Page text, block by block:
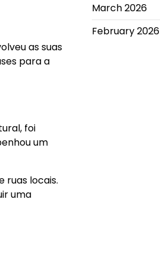
as suas
para a
foi
um
ruas locais.
uma
March 2026
February 2026